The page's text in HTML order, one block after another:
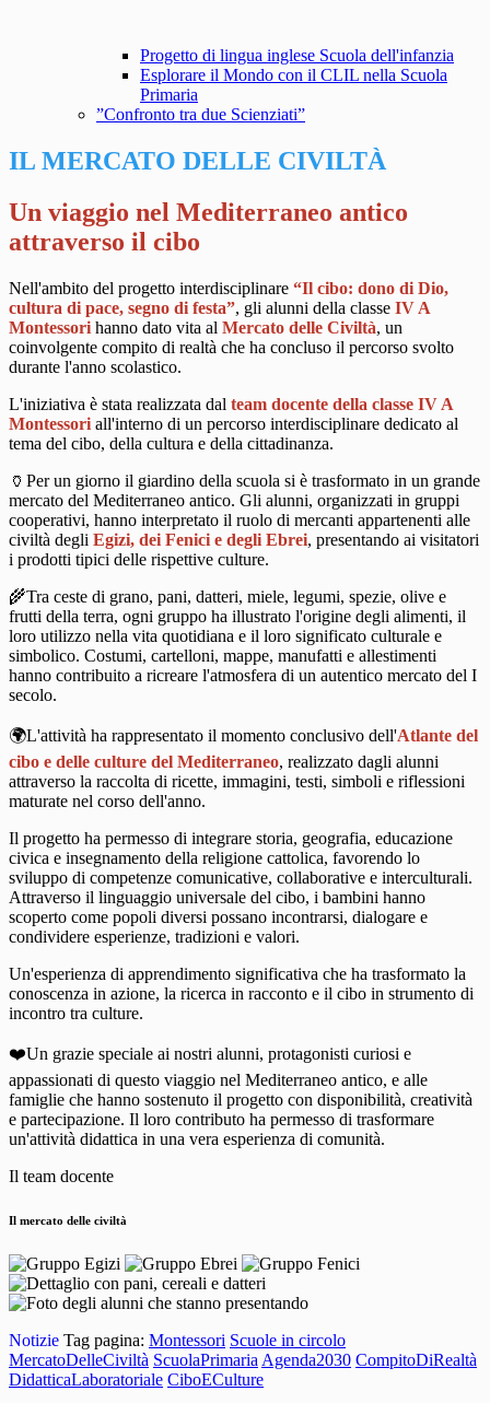
Progetto di lingua inglese Scuola dell'infanzia
Esplorare il Mondo con il CLIL nella Scuola
Primaria
”Confronto tra due Scienziati”
IL MERCATO DELLE CIVILTÀ
Un viaggio nel Mediterraneo antico
attraverso il cibo
Nell'ambito del progetto interdisciplinare “Il cibo: dono di Dio,
cultura di pace, segno di festa”, gli alunni della classe IV A
Montessori hanno dato vita al Mercato delle Civiltà, un
coinvolgente compito di realtà che ha concluso il percorso svolto
durante l'anno scolastico.
L'iniziativa è stata realizzata dal team docente della classe IV A
Montessori all'interno di un percorso interdisciplinare dedicato al
tema del cibo, della cultura e della cittadinanza.
🏺Per un giorno il giardino della scuola si è trasformato in un grande
mercato del Mediterraneo antico. Gli alunni, organizzati in gruppi
cooperativi, hanno interpretato il ruolo di mercanti appartenenti alle
civiltà degli Egizi, dei Fenici e degli Ebrei, presentando ai visitatori
i prodotti tipici delle rispettive culture.
🌾Tra ceste di grano, pani, datteri, miele, legumi, spezie, olive e
frutti della terra, ogni gruppo ha illustrato l'origine degli alimenti, il
loro utilizzo nella vita quotidiana e il loro significato culturale e
simbolico. Costumi, cartelloni, mappe, manufatti e allestimenti
hanno contribuito a ricreare l'atmosfera di un autentico mercato del I
secolo.
🌍L'attività ha rappresentato il momento conclusivo dell'Atlante del
cibo e delle culture del Mediterraneo, realizzato dagli alunni
attraverso la raccolta di ricette, immagini, testi, simboli e riflessioni
maturate nel corso dell'anno.
Il progetto ha permesso di integrare storia, geografia, educazione
civica e insegnamento della religione cattolica, favorendo lo
sviluppo di competenze comunicative, collaborative e interculturali.
Attraverso il linguaggio universale del cibo, i bambini hanno
scoperto come popoli diversi possano incontrarsi, dialogare e
condividere esperienze, tradizioni e valori.
Un'esperienza di apprendimento significativa che ha trasformato la
conoscenza in azione, la ricerca in racconto e il cibo in strumento di
incontro tra culture.
❤️Un grazie speciale ai nostri alunni, protagonisti curiosi e
appassionati di questo viaggio nel Mediterraneo antico, e alle
famiglie che hanno sostenuto il progetto con disponibilità, creatività
e partecipazione. Il loro contributo ha permesso di trasformare
un'attività didattica in una vera esperienza di comunità.
Il team docente
Il mercato delle civiltà
Notizie Tag pagina: Montessori Scuole in circolo
MercatoDelleCiviltà ScuolaPrimaria Agenda2030 CompitoDiRealtà
DidatticaLaboratoriale CiboECulture